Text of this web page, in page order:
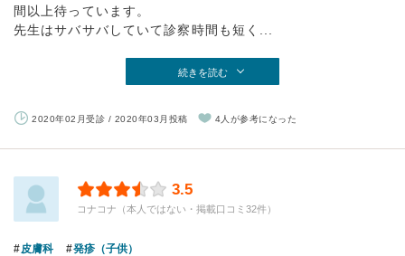
間以上待っています。
先生はサバサバしていて診察時間も短く...
続きを読む
2020年02月受診 / 2020年03月投稿 4人が参考になった
3.5
コナコナ（本人ではない・掲載口コミ32件）
皮膚科 発疹（子供）